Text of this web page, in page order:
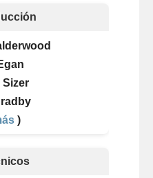
Sizer
)